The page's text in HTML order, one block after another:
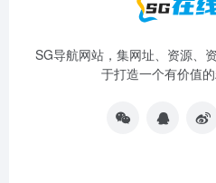
SG导航网站，集网址、资源、
于打造一个有价值的